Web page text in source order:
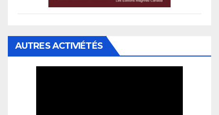
AUTRES ACTIVIÉTÉS